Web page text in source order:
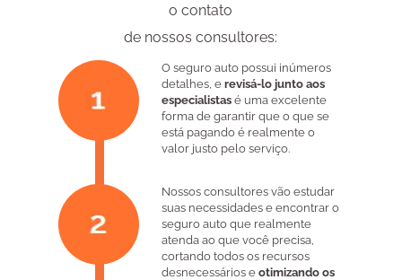
o contato
de nossos consultores:
O seguro auto possui inúmeros
detalhes, e revisá-lo junto aos
especialistasé uma excelente
forma de garantir que o que se
está pagando é realmente o
valor justo pelo serviço.
Nossos consultores vão estudar
suas necessidades e encontrar o
seguro auto que realmente
atenda ao que você precisa,
cortando todos os recursos
desnecessários e otimizando os